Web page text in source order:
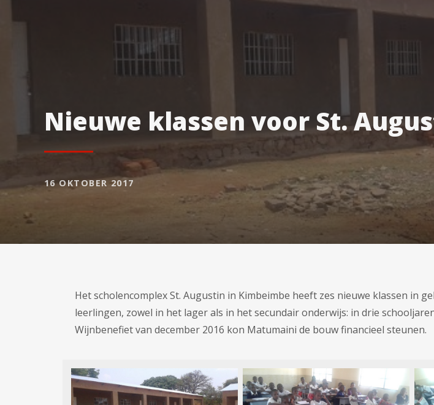
Nieuwe klassen voor St.
16 OKTOBER 2017
Het scholencomplex St. Augustin in Kimbeimbe heeft zes nieuwe klassen in
leerlingen, zowel in het lager als in het secundair onderwijs: in drie
Wijnbenefiet van december 2016 kon Matumaini de bouw financieel steunen.